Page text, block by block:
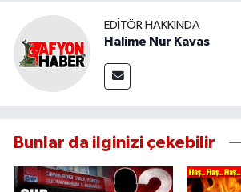
EDITÖR HAKKINDA
Halime Nur Kavas
Bunlar da ilginizi çekebilir